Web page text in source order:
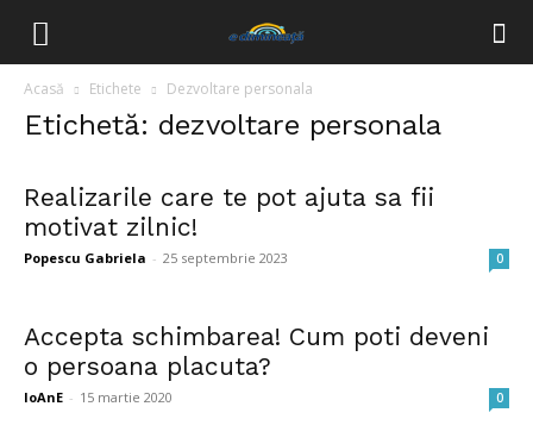
Acasă Etichete Dezvoltare personala
Etichetă: dezvoltare personala
Realizarile care te pot ajuta sa fii
motivat zilnic!
Popescu Gabriela - 25 septembrie 2023 0
Accepta schimbarea! Cum poti deveni
o persoana placuta?
IoAnE - 15 martie 2020 0